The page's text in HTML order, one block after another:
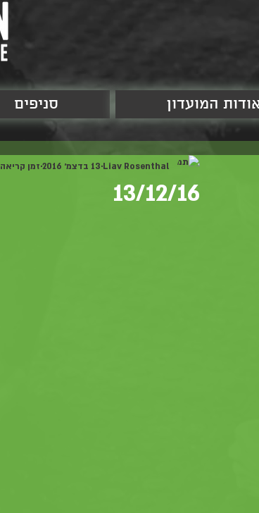
סניפים המועדון
13/12/16
Liav Rosenthal 13 בדצמ׳ 2016 זמן קריאה 1 דקות